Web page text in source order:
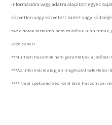
információra vagy adatra alapított egyes
közvetlen vagy közvetett kárért vagy
*Az oldalak tartalma nem minősül ajánlatnak,
kezeléshez!
**Múltbeli hozamok nem garantálják a jövőbeli
***Az információ alapján meghozott befektetési
**** Napi spekuláció és rövid távú